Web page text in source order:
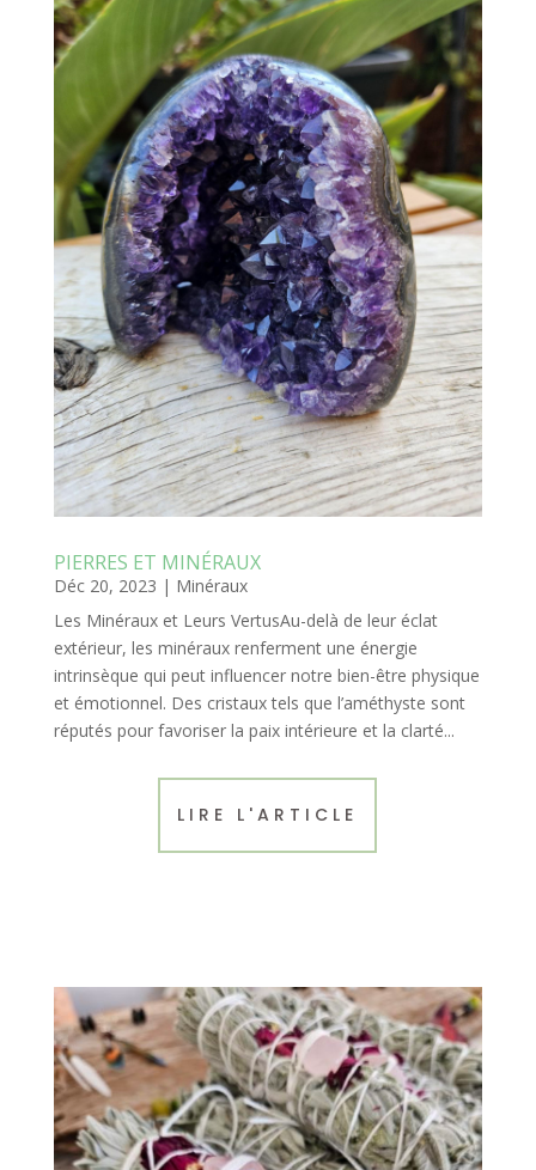
PIERRES ET MINÉRAUX
Déc 20, 2023 | Minéraux
Les Minéraux et Leurs VertusAu-delà de leur éclat
extérieur, les minéraux renferment une énergie
intrinsèque qui peut influencer notre bien-être physique
et émotionnel. Des cristaux tels que l’améthyste sont
réputés pour favoriser la paix intérieure et la clarté...
LIRE L'ARTICLE